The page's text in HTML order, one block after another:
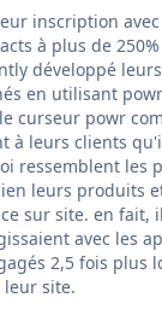
inscription
à plus de
développé
en utilisant
curseur powr
à leurs clients
ressemblent les
leurs produits
sur site. en fait,
avec les
2,5 fois plus
site.